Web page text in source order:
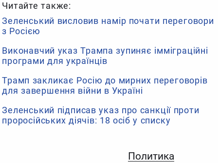
Политика
Читайте также:
Зеленський висловив намір почати переговори
з Росією
Виконавчий указ Трампа зупиняє імміграційні
програми для українців
Трамп закликає Росію до мирних переговорів
для завершення війни в Україні
Зеленський підписав указ про санкції проти
проросійських діячів: 18 осіб у списку